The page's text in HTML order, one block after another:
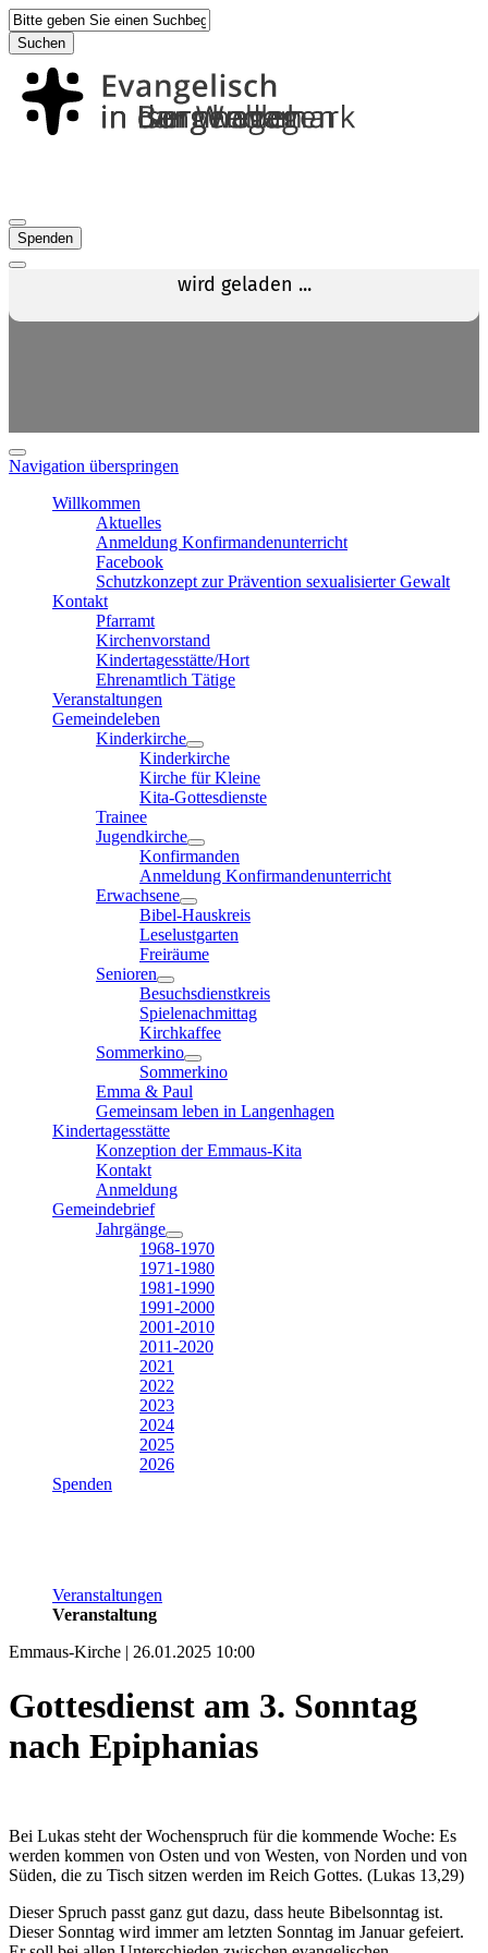
Suchen
Spenden
Navigation überspringen
Willkommen
Aktuelles
Anmeldung Konfirmandenunterricht
Facebook
Schutzkonzept zur Prävention sexualisierter Gewalt
Kontakt
Pfarramt
Kirchenvorstand
Kindertagesstätte/Hort
Ehrenamtlich Tätige
Veranstaltungen
Gemeindeleben
Kinderkirche
Kinderkirche
Kirche für Kleine
Kita-Gottesdienste
Trainee
Jugendkirche
Konfirmanden
Anmeldung Konfirmandenunterricht
Erwachsene
Bibel-Hauskreis
Leselustgarten
Freiräume
Senioren
Besuchsdienstkreis
Spielenachmittag
Kirchkaffee
Sommerkino
Sommerkino
Emma & Paul
Gemeinsam leben in Langenhagen
Kindertagesstätte
Konzeption der Emmaus-Kita
Kontakt
Anmeldung
Gemeindebrief
Jahrgänge
1968-1970
1971-1980
1981-1990
1991-2000
2001-2010
2011-2020
2021
2022
2023
2024
2025
2026
Spenden
Veranstaltungen
Veranstaltung
Emmaus-Kirche | 26.01.2025 10:00
Gottesdienst am 3. Sonntag
nach Epiphanias
Bei Lukas steht der Wochenspruch für die kommende Woche: Es
werden kommen von Osten und von Westen, von Norden und von
Süden, die zu Tisch sitzen werden im Reich Gottes. (Lukas 13,29)
Dieser Spruch passt ganz gut dazu, dass heute Bibelsonntag ist.
Dieser Sonntag wird immer am letzten Sonntag im Januar gefeiert.